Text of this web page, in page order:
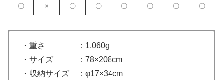
〇 × 〇 〇 〇 〇 〇 〇
・重さ ：1,060g
・サイズ ：78×208cm
・収納サイズ ：φ17×34cm